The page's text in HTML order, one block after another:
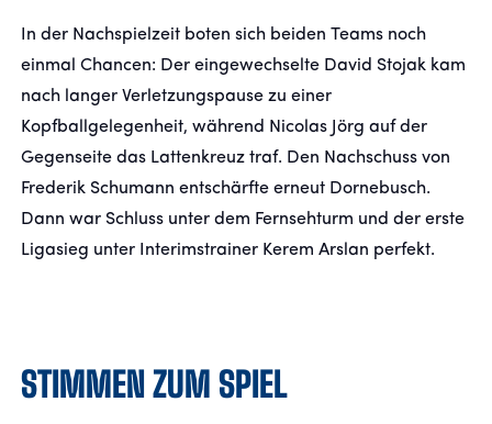
In der Nachspielzeit boten sich beiden Teams noch
einmal Chancen: Der eingewechselte David Stojak kam
nach langer Verletzungspause zu einer
Kopfballgelegenheit, während Nicolas Jörg auf der
Gegenseite das Lattenkreuz traf. Den Nachschuss von
Frederik Schumann entschärfte erneut Dornebusch.
Dann war Schluss unter dem Fernsehturm und der erste
Ligasieg unter Interimstrainer Kerem Arslan perfekt.
STIMMEN ZUM SPIEL